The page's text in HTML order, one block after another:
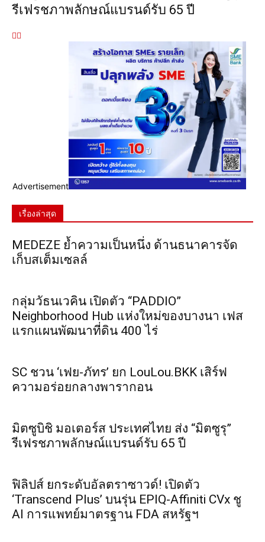
รีเฟรชภาพลักษณ์แบรนด์รับ 65 ปี
Advertisement
เรื่องล่าสุด
MEDEZE ย้ำความเป็นหนึ่ง ด้านธนาคารจัด
เก็บสเต็มเซลล์
กลุ่มวัธนเวคิน เปิดตัว “PADDIO”
Neighborhood Hub แห่งใหม่ของบางนา เฟส
แรกแผนพัฒนาที่ดิน 400 ไร่
SC ชวน ‘เฟย-ภัทร’ ยก LouLou.BKK เสิร์ฟ
ความอร่อยกลางพารากอน
มิตซูบิชิ มอเตอร์ส ประเทศไทย ส่ง “มิตซูรุ”
รีเฟรชภาพลักษณ์แบรนด์รับ 65 ปี
ฟิลิปส์ ยกระดับอัลตราซาวด์! เปิดตัว
‘Transcend Plus’ บนรุ่น EPIQ-Affiniti CVx ชู
AI การแพทย์มาตรฐาน FDA สหรัฐฯ